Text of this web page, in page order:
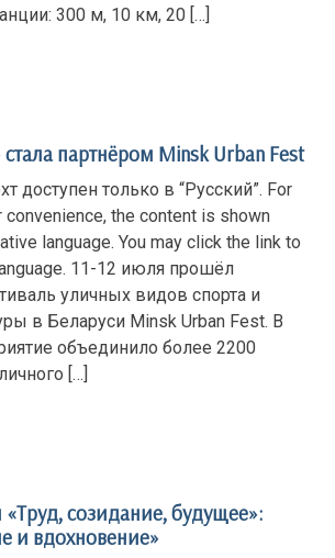
300 м, 10 км, 20 […]
партнёром Minsk Urban Fest
доступен только в “Русский”. For
the content is shown
language. You may click the link to
11-12 июля прошёл
уличных видов спорта и
в Беларуси Minsk Urban Fest. В
объединило более 2200
[…]
созидание, будущее»:
и вдохновение»